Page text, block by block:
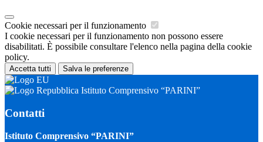
Cookie necessari per il funzionamento
I cookie necessari per il funzionamento non possono essere
disabilitati. È possibile consultare l'elenco nella pagina della cookie
policy.
Accetta tutti Salva le preferenze
Istituto Comprensivo “PARINI”
Contatti
Istituto Comprensivo “PARINI”